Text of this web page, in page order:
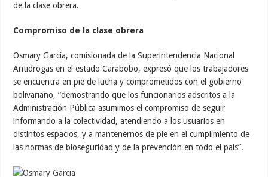
de la clase obrera.
Compromiso de la clase obrera
Osmary García, comisionada de la Superintendencia Nacional
Antidrogas en el estado Carabobo, expresó que los trabajadores
se encuentra en pie de lucha y comprometidos con el gobierno
bolivariano, “demostrando que los funcionarios adscritos a la
Administración Pública asumimos el compromiso de seguir
informando a la colectividad, atendiendo a los usuarios en
distintos espacios, y a mantenernos de pie en el cumplimiento de
las normas de bioseguridad y de la prevención en todo el país”.